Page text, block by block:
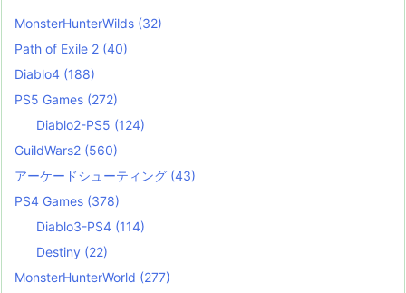
MonsterHunterWilds (32)
Path of Exile 2 (40)
Diablo4 (188)
PS5 Games (272)
Diablo2-PS5 (124)
GuildWars2 (560)
アーケードシューティング (43)
PS4 Games (378)
Diablo3-PS4 (114)
Destiny (22)
MonsterHunterWorld (277)